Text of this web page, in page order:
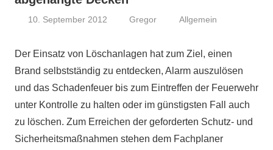
10. September 2012 Gregor Allgemein
Der Einsatz von Löschanlagen hat zum Ziel, einen
Brand selbstständig zu entdecken, Alarm auszulösen
und das Schadenfeuer bis zum Eintreffen der Feuerwehr
unter Kontrolle zu halten oder im günstigsten Fall auch
zu löschen. Zum Erreichen der geforderten Schutz- und
Sicherheitsmaßnahmen stehen dem Fachplaner